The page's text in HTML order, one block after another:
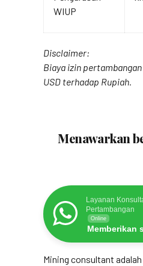
WIUP
Disclaimer:
Biaya izin
USD terhadap Rupiah.
Menawarkan
Layanan
Pertambangan
Online
Memberikan
Mining consultant